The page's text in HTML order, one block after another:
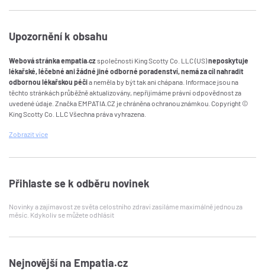
Upozornění k obsahu
Webová stránka empatia.czspolečnosti King Scotty Co. LLC (US)neposkytuje
lékařské, léčebné ani žádné jiné odborné poradenství, nemá za cíl nahradit
odbornou lékařskou péčia neměla by být tak ani chápana. Informace jsou na
těchto stránkách průběžně aktualizovány, nepřijímáme právní odpovědnost za
uvedené údaje. Značka EMPATIA.CZ je chráněna ochranou známkou. Copyright ©
King Scotty Co. LLC Všechna práva vyhrazena.
Zobrazitvíce
Přihlaste se k odběru novinek
Novinky a zajímavost ze světa celostního zdraví zasíláme maximálně jednou za
měsíc. Kdykoliv se můžete odhlásit
Nejnovější na Empatia.cz